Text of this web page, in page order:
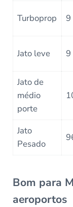
Turboprop 9
Jato leve 9
Jato de
médio
porte
Jato
Pesado
Bom para
aeroportos